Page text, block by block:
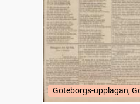
Göteborgs-upplagan,